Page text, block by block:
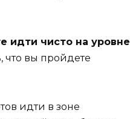
идти чисто на уровне
что вы пройдете
идти в зоне